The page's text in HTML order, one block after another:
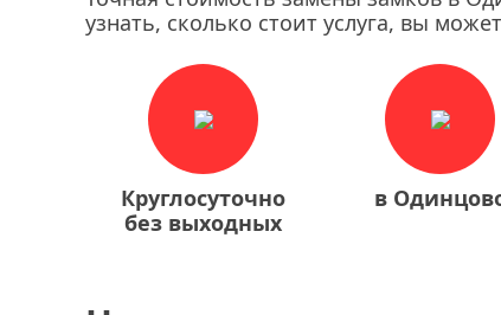
узнать, сколько стоит услуга, вы
Круглосуточно
без выходных
в